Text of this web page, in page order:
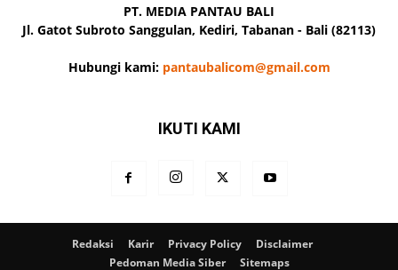
PT. MEDIA PANTAU BALI
Jl. Gatot Subroto Sanggulan, Kediri, Tabanan - Bali (82113)
Hubungi kami: pantaubalicom@gmail.com
IKUTI KAMI
Redaksi Karir Privacy Policy
Disclaimer
Pedoman Media Siber
Sitemaps